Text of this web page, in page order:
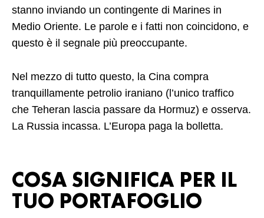
stanno inviando un contingente di Marines in
Medio Oriente. Le parole e i fatti non coincidono, e
questo è il segnale più preoccupante.
Nel mezzo di tutto questo, la Cina compra
tranquillamente petrolio iraniano (l’unico traffico
che Teheran lascia passare da Hormuz) e osserva.
La Russia incassa. L’Europa paga la bolletta.
COSA SIGNIFICA PER IL
TUO PORTAFOGLIO